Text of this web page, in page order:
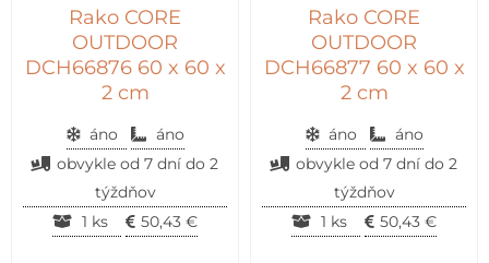
Rako CORE
OUTDOOR
DCH66876 60 x 60 x
2 cm
áno
áno
obvykle od 7 dní do 2
týždňov
1 ks
50,43 €
Rako CORE
OUTDOOR
DCH66877 60 x 60 x
2 cm
áno
áno
obvykle od 7 dní do 2
týždňov
1 ks
50,43 €